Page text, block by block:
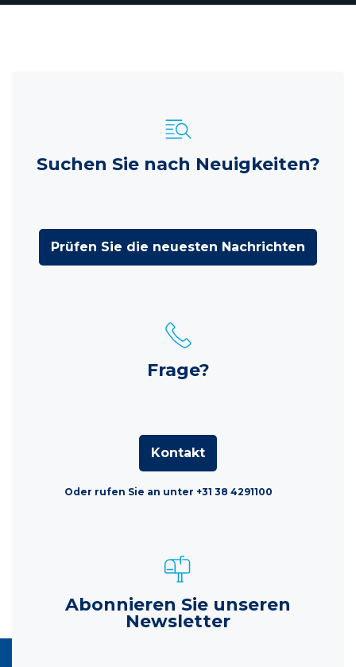
Suchen Sie nach Neuigkeiten?
Prüfen Sie die neuesten Nachrichten
Frage?
Kontakt
Oder rufen Sie an unter +31 38 4291100
Abonnieren Sie unseren
Newsletter